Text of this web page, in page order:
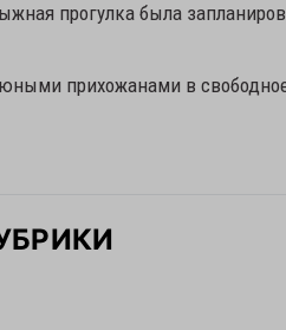
прогулка была
прихожанами в